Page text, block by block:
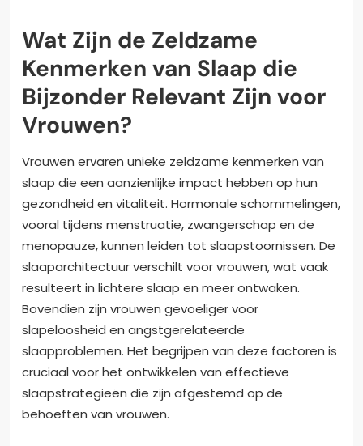
Wat Zijn de Zeldzame
Kenmerken van Slaap die
Bijzonder Relevant Zijn voor
Vrouwen?
Vrouwen ervaren unieke zeldzame kenmerken van
slaap die een aanzienlijke impact hebben op hun
gezondheid en vitaliteit. Hormonale schommelingen,
vooral tijdens menstruatie, zwangerschap en de
menopauze, kunnen leiden tot slaapstoornissen. De
slaaparchitectuur verschilt voor vrouwen, wat vaak
resulteert in lichtere slaap en meer ontwaken.
Bovendien zijn vrouwen gevoeliger voor
slapeloosheid en angstgerelateerde
slaapproblemen. Het begrijpen van deze factoren is
cruciaal voor het ontwikkelen van effectieve
slaapstrategieën die zijn afgestemd op de
behoeften van vrouwen.